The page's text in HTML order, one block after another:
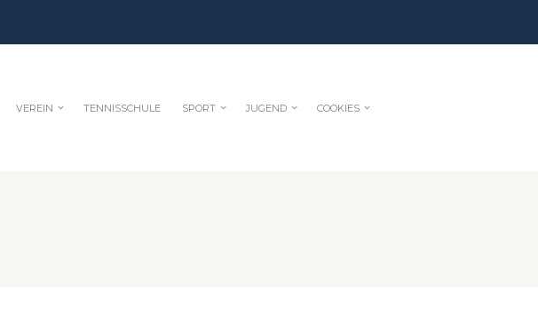
VEREIN TENNISSCHULE SPORT JUGEND COOKIES